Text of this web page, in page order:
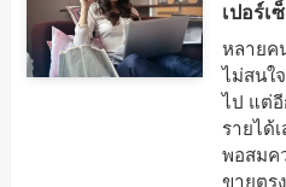
เปอร์เ
หลายค
ไม่สนใ
ไป แต่
รายได้
พอสมค
ขายตร